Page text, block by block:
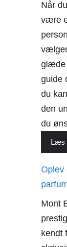
Når
være
glæde
guide
du
den
du
Læs
Oplev
Mont
kendt